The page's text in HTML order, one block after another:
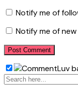
Notify me of
Notify me of